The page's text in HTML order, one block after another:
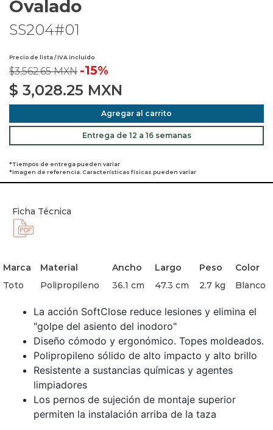
Ovalado
SS204#01
Precio de lista / IVA incluido
$3,562.65 MXN -15%
$ 3,028.25 MXN
Agregar al carrito
Entrega de 12 a 16 semanas
*Tiempos de entrega pueden variar
*Imagen de referencia. Características físicas pueden variar
Ficha Técnica
Marca Material Ancho Largo Peso
Color
Toto
Polipropileno 36.1 cm 47.3 cm 2.7 kg Blanco
La acción SoftClose reduce lesiones y elimina el
"golpe del asiento del inodoro"
Diseño cómodo y ergonómico. Topes moldeados.
Polipropileno sólido de alto impacto y alto brillo
Resistente a sustancias químicas y agentes
limpiadores
Los pernos de sujeción de montaje superior
permiten la instalación arriba de la taza